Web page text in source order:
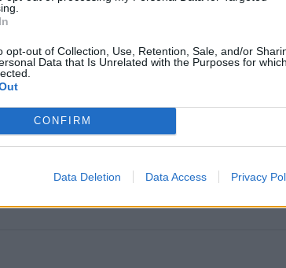
opt-out of Collection, Use, Retention, Sale, and/or
Data that Is Unrelated with the Purposes for
CONFIRM
Data Deletion Data Access Privacy